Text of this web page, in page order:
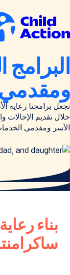
الرئيسية
البرامج
تجعل برامجنا رعاية
خلال تقديم الإحالات
الأسر ومقدمي
بناء